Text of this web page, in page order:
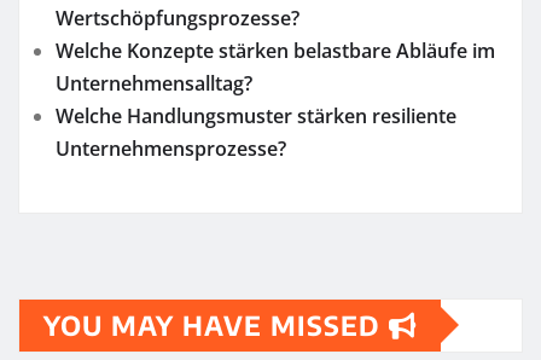
Wertschöpfungsprozesse?
Welche Konzepte stärken belastbare Abläufe im
Unternehmensalltag?
Welche Handlungsmuster stärken resiliente
Unternehmensprozesse?
YOU MAY HAVE MISSED